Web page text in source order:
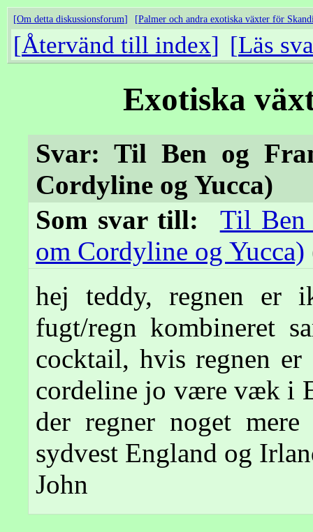
Om detta diskussionsforum Palmer och andra exotiska växter för
Återvänd till index Läs
Exotiska
Svar: Til Ben og
Cordyline og Yucca)
Som svar till:
Til Ben
om Cordyline og Yucca)
hej teddy, regnen er
fugt/regn kombineret
cocktail, hvis regnen
cordeline jo være væk i
der regner noget
sydvest England og
John